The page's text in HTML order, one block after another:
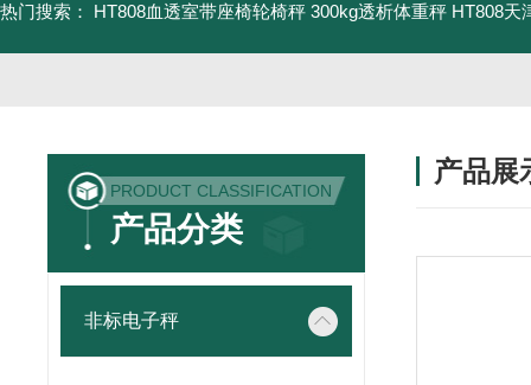
热门搜索： HT808血透室带座椅轮椅秤 300kg透析体重秤 HT808天
PRODUCT CLASSIFICATION
产品分类
非标电子秤
产品展